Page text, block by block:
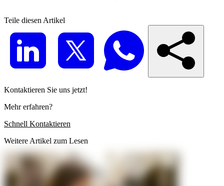
Teile diesen Artikel
Kontaktieren Sie uns jetzt!
Mehr erfahren?
Schnell Kontaktieren
Weitere Artikel zum Lesen